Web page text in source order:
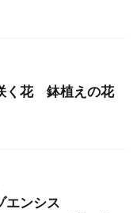
く花 鉢植えの花
エンシス